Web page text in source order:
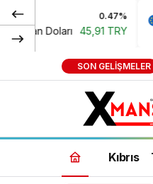
0.47%
Doları 45,91 TRY
SON GELIŞMELER
Kıbrıs